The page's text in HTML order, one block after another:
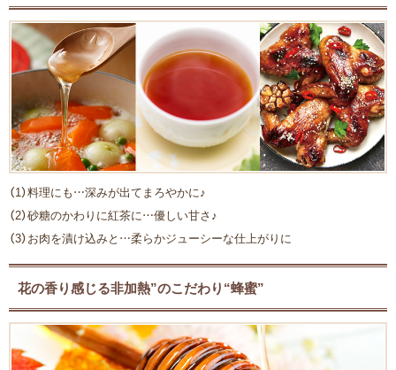
（1）料理にも…深みが出てまろやかに♪
（2）砂糖のかわりに紅茶に…優しい甘さ♪
（3）お肉を漬け込みと…柔らかジューシーな仕上がりに
花の香り感じる非加熱”のこだわり“蜂蜜”